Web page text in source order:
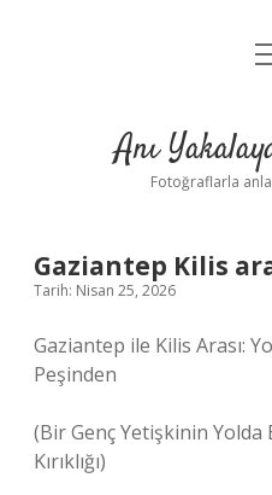
Yasal
Anı
Fotoğraflarla
Gaziantep Kilis
Tarih: Nisan 25, 2026
Gaziantep ile Kilis Arası:
Peşinden
(Bir Genç Yetişkinin
Kırıklığı)